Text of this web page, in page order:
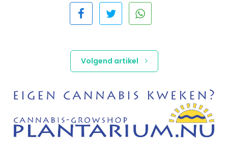
Volgend artikel